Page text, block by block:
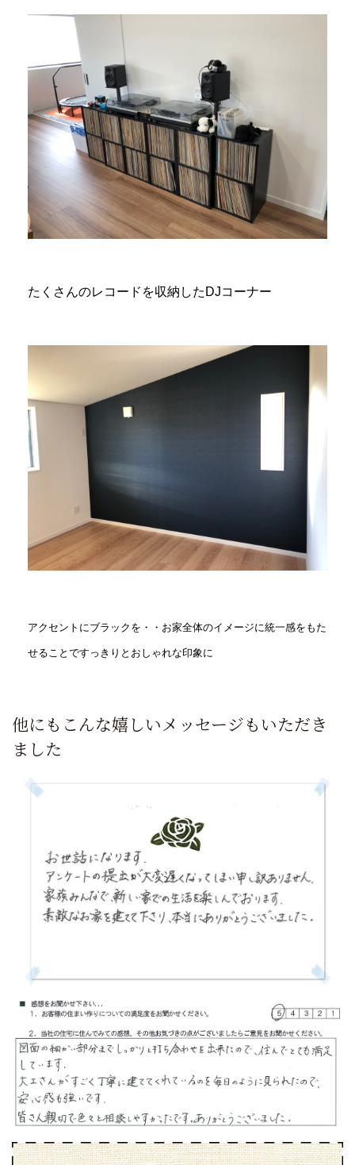
たくさんのレコードを収納したDJコーナー
アクセントにブラックを・・お家全体のイメージに統一感をもた
せることですっきりとおしゃれな印象に
他にもこんな嬉しいメッセージもいただき
ました